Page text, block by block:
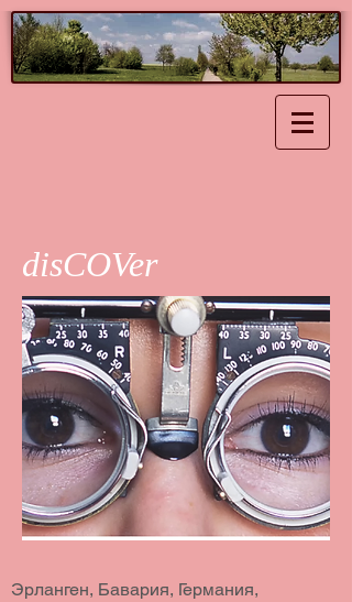
disCOVer
Эрланген, Бавария, Германия,